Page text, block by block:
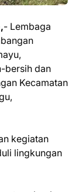
- Lembaga
bersih dan
Kecamatan
kegiatan
lingkungan